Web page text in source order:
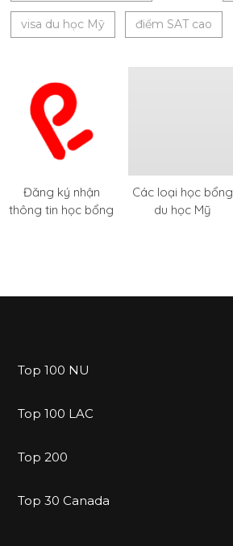
visa du học Mỹ điểm SAT cao
Đăng ký nhận
thông tin học bổng
Các loại học bổng
du học Mỹ
Top 100 NU
Top 100 LAC
Top 200
Top 30 Canada